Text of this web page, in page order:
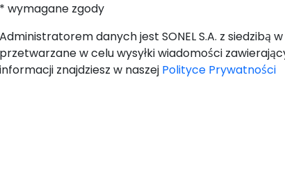
* wymagane zgody
Administratorem danych jest SONEL S.A. z siedzibą
przetwarzane w celu wysyłki wiadomości
informacji znajdziesz w naszej Polityce Prywatności